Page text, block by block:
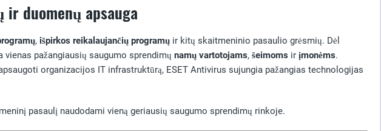
duomenų apsauga
, išpirkos reikalaujančių programų ir kitų skaitmeninio pasaulio grėsmių. Dėl
vienas pažangiausių saugumo sprendimų namų vartotojams, šeimoms ir įmonėms.
organizacijos IT infrastruktūrą, ESET Antivirus sujungia pažangias technologijas
pasaulį naudodami vieną geriausių saugumo sprendimų rinkoje.